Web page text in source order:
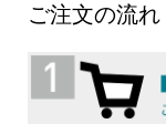
ご注文の流れ